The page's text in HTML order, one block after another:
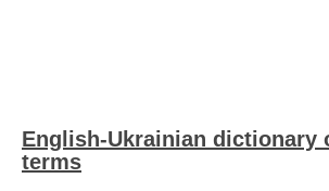
English-Ukrainian dictionary
terms